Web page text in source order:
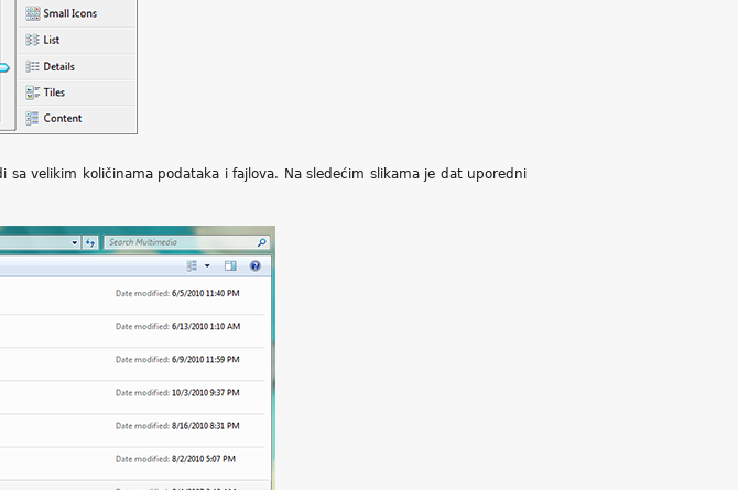
velikim količinama podataka i fajlova. Na sledećim slikama je dat uporedni